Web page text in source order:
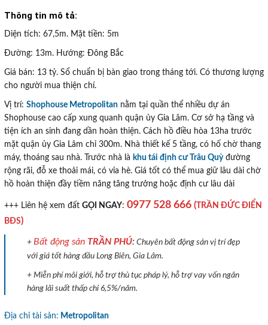
Thông tin mô tả:
Diện tích: 67,5m. Mặt tiền: 5m
Đường: 13m. Hướng: Đông Bắc
Giá bán: 13 tỷ. Sổ chuẩn bị bàn giao trong tháng tới. Có thương lượng
cho người mua thiện chí.
Vị trí: Shophouse Metropolitan nằm tại quần thể nhiều dự án
Shophouse cao cấp xung quanh quận ủy Gia Lâm. Cơ sở hạ tầng và
tiện ích an sinh đang dần hoàn thiện. Cách hồ điều hòa 13ha trước
mặt quận ủy Gia Lâm chỉ 300m. Nhà thiết kế 5 tầng, có hố chờ thang
máy, thoáng sau nhà. Trước nhà là khu tái định cư Trâu Quỳđường
rộng rãi, đỗ xe thoải mái, có vỉa hè. Giá tốt có thể mua giữ lâu dài chờ
hồ hoàn thiện đầy tiềm năng tăng trưởng hoặc định cư lâu dài
+++ Liên hệ xem đất GỌI NGAY: 0977 528 666 (TRẦN ĐỨC ĐIỂN
BĐS)
+ Bất động sản TRẦN PHÚ: Chuyên bất động sản vị trí đẹp
với giá tốt hàng đầu Long Biên, Gia Lâm.
+ Miễn phí môi giới, hỗ trợ thủ tục pháp lý, hỗ trợ vay vốn ngân
hàng lãi suất thấp chỉ 6,5%/năm.
Địa chỉ tài sản: Metropolitan